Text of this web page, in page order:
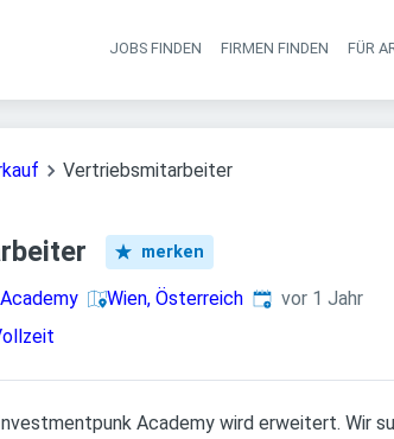
JOBS FINDEN FIRMEN FINDEN FÜR
Vertriebsmitarbeiter
merken
Wien, Österreich Veröffentlicht
vor 1 Jahr
Academy wird erweitert. Wir